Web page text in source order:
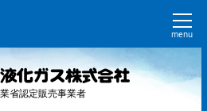
menu
省認定販売事業者